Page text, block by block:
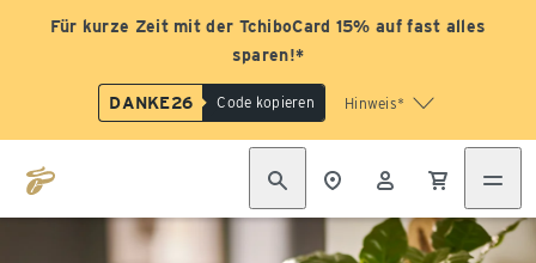
Für kurze Zeit mit der TchiboCard 15% auf fast alles
sparen!*
DANKE26 Code kopieren Hinweis*